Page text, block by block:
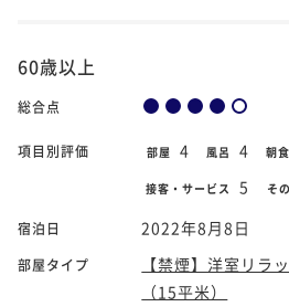
60歳以上
総合点
項目別評価 部屋 4 風呂 4 朝食
接客・サービス 5 そ
宿泊日 2022年8月8日
部屋タイプ
【禁煙】洋室リラ
（15平米）